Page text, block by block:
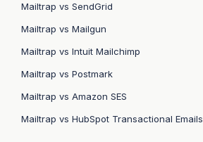
Mailtrap vs SendGrid
Mailtrap vs Mailgun
Mailtrap vs Intuit Mailchimp
Mailtrap vs Postmark
Mailtrap vs Amazon SES
Mailtrap vs HubSpot Transactional Emails